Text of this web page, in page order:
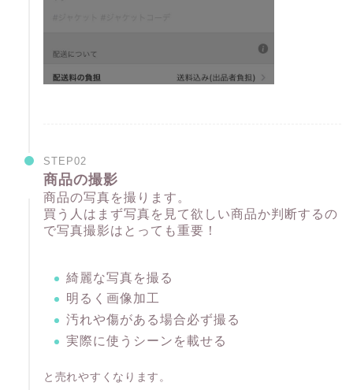
STEP02
商品の撮影
商品の写真を撮ります。
買う人はまず写真を見て欲しい商品か判断するの
で写真撮影はとっても重要！
綺麗な写真を撮る
明るく画像加工
汚れや傷がある場合必ず撮る
実際に使うシーンを載せる
と売れやすくなります。